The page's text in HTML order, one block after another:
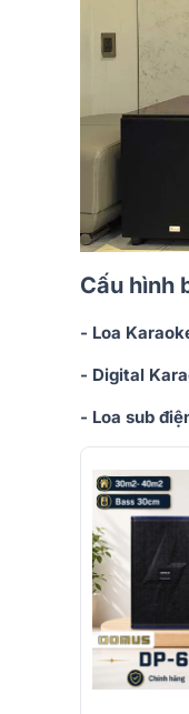
Cấu hình
- Loa
- Digital
- Loa sub